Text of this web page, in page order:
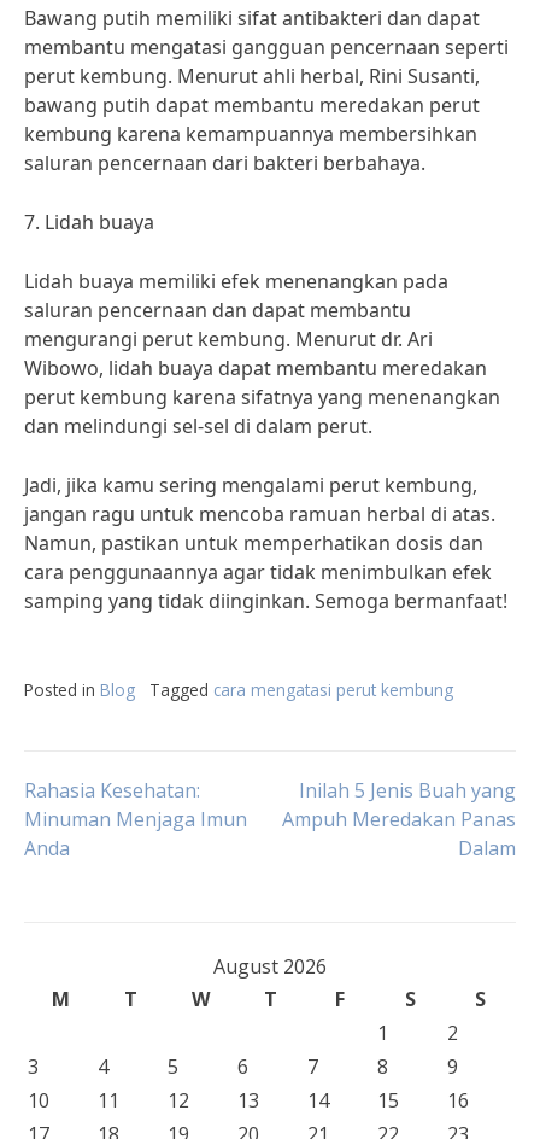
Bawang putih memiliki sifat antibakteri dan dapat
membantu mengatasi gangguan pencernaan seperti
perut kembung. Menurut ahli herbal, Rini Susanti,
bawang putih dapat membantu meredakan perut
kembung karena kemampuannya membersihkan
saluran pencernaan dari bakteri berbahaya.
7. Lidah buaya
Lidah buaya memiliki efek menenangkan pada
saluran pencernaan dan dapat membantu
mengurangi perut kembung. Menurut dr. Ari
Wibowo, lidah buaya dapat membantu meredakan
perut kembung karena sifatnya yang menenangkan
dan melindungi sel-sel di dalam perut.
Jadi, jika kamu sering mengalami perut kembung,
jangan ragu untuk mencoba ramuan herbal di atas.
Namun, pastikan untuk memperhatikan dosis dan
cara penggunaannya agar tidak menimbulkan efek
samping yang tidak diinginkan. Semoga bermanfaat!
Posted in Blog Tagged cara mengatasi perut kembung
Post
navigation
Rahasia Kesehatan:
Minuman Menjaga Imun
Anda
Inilah 5 Jenis Buah yang
Ampuh Meredakan Panas
Dalam
August 2026
M
T W T F S
S
1
2
3
4 5 6 7 8
9
10
11 12 13 14 15
16